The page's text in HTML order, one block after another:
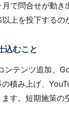
月で問合せが動
上を投下するの
込むこと
ンテンツ追加、
積み上げ、
す。短期施策の